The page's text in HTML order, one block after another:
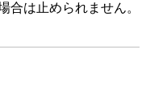
合は止められません。